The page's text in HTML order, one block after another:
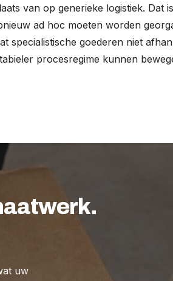
van op generieke logistiek. Dat
ad hoc moeten worden
specialistische goederen niet
procesregime kunnen
uw